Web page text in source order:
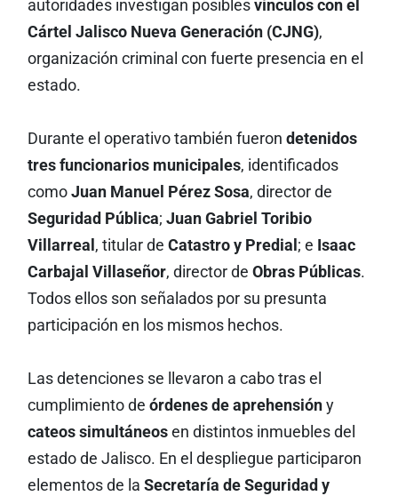
autoridades investigan posibles vínculos con el
Cártel Jalisco Nueva Generación (CJNG),
organización criminal con fuerte presencia en el
estado.
Durante el operativo también fueron detenidos
tres funcionarios municipales, identificados
como Juan Manuel Pérez Sosa, director de
Seguridad Pública; Juan Gabriel Toribio
Villarreal , titular de Catastro y Predial ; e Isaac
Carbajal Villaseñor, director de Obras Públicas.
Todos ellos son señalados por su presunta
participación en los mismos hechos.
Las detenciones se llevaron a cabo tras el
cumplimiento de órdenes de aprehensióny
cateos simultáneosen distintos inmuebles del
estado de Jalisco. En el despliegue participaron
elementos de la Secretaría de Seguridad y